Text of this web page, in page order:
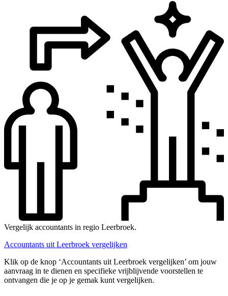
Vergelijk accountants in regio Leerbroek.
Accountants uit Leerbroek vergelijken
Klik op de knop ‘Accountants uit Leerbroek vergelijken’ om jouw
aanvraag in te dienen en specifieke vrijblijvende voorstellen te
ontvangen die je op je gemak kunt vergelijken.